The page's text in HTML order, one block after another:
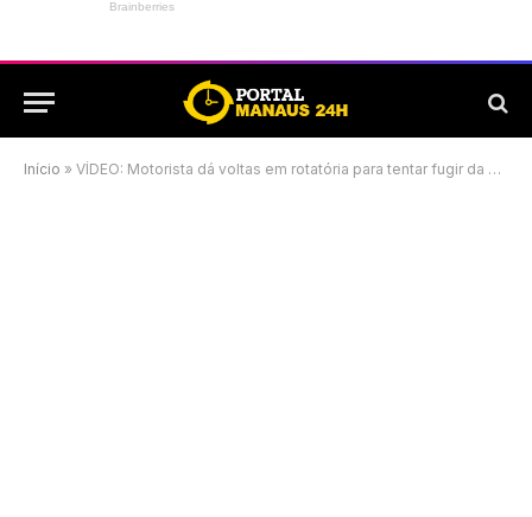
Início » VÍDEO: Motorista dá voltas em rotatória para tentar fugir da polícia; veja o vídeo